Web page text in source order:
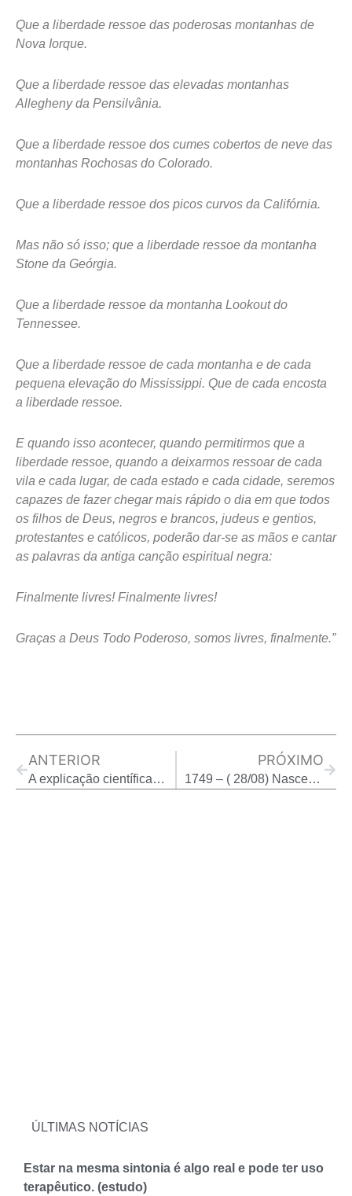
Que a liberdade ressoe das poderosas montanhas de
Nova Iorque.
Que a liberdade ressoe das elevadas montanhas
Allegheny da Pensilvânia.
Que a liberdade ressoe dos cumes cobertos de neve das
montanhas Rochosas do Colorado.
Que a liberdade ressoe dos picos curvos da Califórnia.
Mas não só isso; que a liberdade ressoe da montanha
Stone da Geórgia.
Que a liberdade ressoe da montanha Lookout do
Tennessee.
Que a liberdade ressoe de cada montanha e de cada
pequena elevação do Mississippi. Que de cada encosta
a liberdade ressoe.
E quando isso acontecer, quando permitirmos que a
liberdade ressoe, quando a deixarmos ressoar de cada
vila e cada lugar, de cada estado e cada cidade, seremos
capazes de fazer chegar mais rápido o dia em que todos
os filhos de Deus, negros e brancos, judeus e gentios,
protestantes e católicos, poderão dar-se as mãos e cantar
as palavras da antiga canção espiritual negra:
Finalmente livres! Finalmente livres!
Graças a Deus Todo Poderoso, somos livres, finalmente.”
ANTERIOR
A explicação científica sobre os efeitos da oração no cérebro…
PRÓXIMO
1749 – ( 28/08) Nasceu Johann Wolfgang Goethe. ” Quem tem bastante no seu interior, pouco precisa de fora.
ÚLTIMAS NOTÍCIAS
Estar na mesma sintonia é algo real e pode ter uso
terapêutico. (estudo)